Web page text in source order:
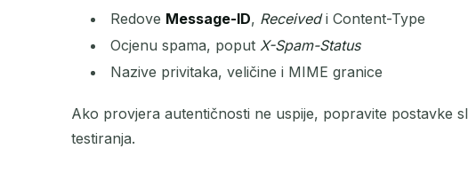
Redove Message-ID, Receivedi Content-Type
Ocjenu spama, poput X-Spam-Status
Nazive privitaka, veličine i MIME granice
Ako provjera autentičnosti ne uspije, popravite postavke
testiranja.